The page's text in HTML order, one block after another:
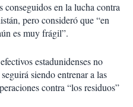
conseguidos en la lucha contra
pero consideró que “en
es muy frágil”.
estadunidenses no
siendo entrenar a las
contra “los residuos”